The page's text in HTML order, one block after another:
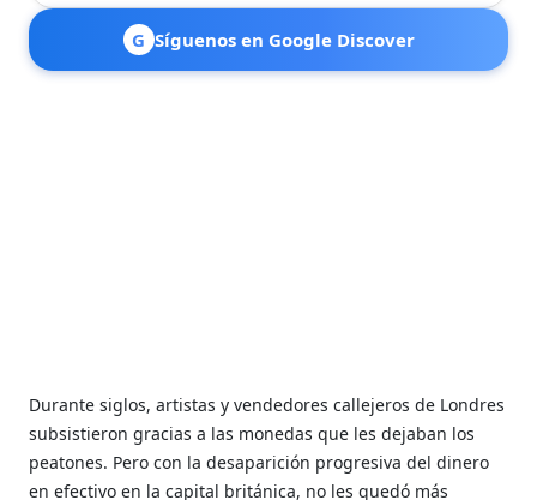
G Síguenos en Google Discover
Durante siglos, artistas y vendedores callejeros de Londres
subsistieron gracias a las monedas que les dejaban los
peatones. Pero con la desaparición progresiva del dinero
en efectivo en la capital británica, no les quedó más